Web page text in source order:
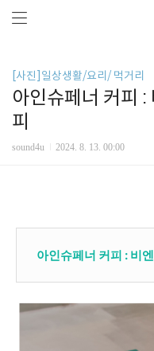
[사진]일상생활/요리/ 먹거리
아인슈페너 커피 :
피
sound4u 2024. 8. 13. 00:00
아인슈페너 커피 : 비